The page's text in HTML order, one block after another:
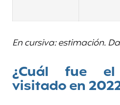
En cursiva: estimación.
¿Cuál fue
visitado en